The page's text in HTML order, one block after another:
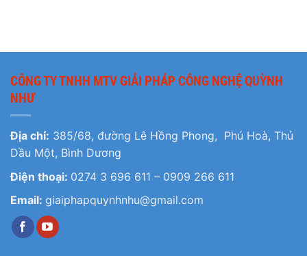
CÔNG TY TNHH MTV GIẢI PHÁP CÔNG NGHỆ QUỲNH
NHƯ
Địa chỉ: 385/68, đường Lê Hồng Phong, Phú Hoà, Thủ
Dầu Một, Bình Dương
Điện thoại: 0274 3 696 611 – 0909 266 611
Email: giaiphapquynhnhu@gmail.com